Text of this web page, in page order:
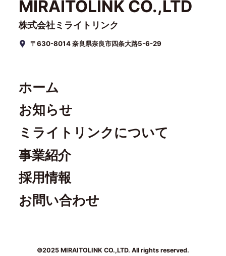
MIRAITOLINK CO.,LTD
株式会社ミライトリンク
〒630-8014 奈良県奈良市四条大路5-6-29
ホーム
お知らせ
ミライトリンクについて
事業紹介
採用情報
お問い合わせ
©2025 MIRAITOLINK CO.,LTD. All rights reserved.